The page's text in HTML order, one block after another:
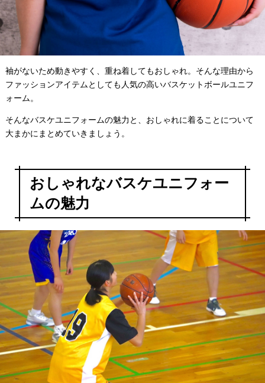
袖がないため動きやすく、重ね着してもおしゃれ。そんな理由から
ファッションアイテムとしても人気の高いバスケットボールユニフ
ォーム。
そんなバスケユニフォームの魅力と、おしゃれに着ることについて
大まかにまとめていきましょう。
おしゃれなバスケユニフォー
ムの魅力